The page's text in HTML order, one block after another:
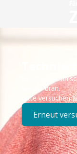
Es ist ein
bereits dran.
Bitte versuchen
Erneut